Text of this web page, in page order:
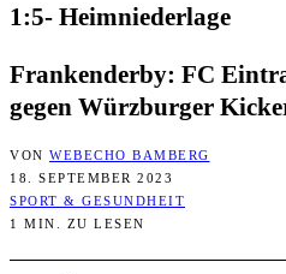
1:5- Heim­nie­der­la­ge
Fran­ken­der­by: FC
gegen Würz­bur­ger
VON WEBECHO BAMBERG
18. SEPTEMBER 2023
SPORT & GESUNDHEIT
1 MIN. ZU LESEN